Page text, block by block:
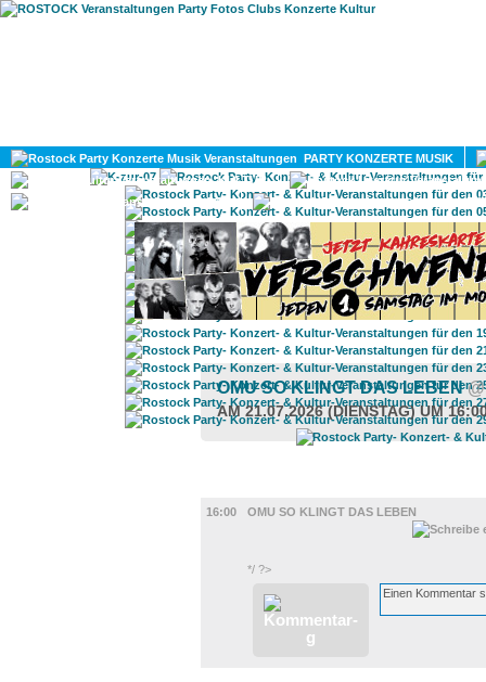
PARTY KONZERTE MUSIK
KULTUR
GAY
OMU SO KLINGT DAS LEBEN
AM 21.07.2026 (DIENSTAG) UM
16:00
OMU SO KLINGT DAS LEBEN
*/ ?>